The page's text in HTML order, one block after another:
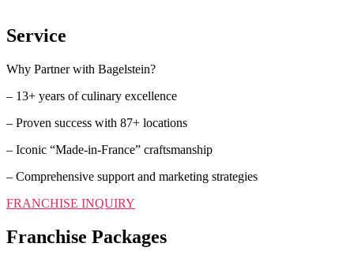
Service
Why Partner with Bagelstein?
– 13+ years of culinary excellence
– Proven success with 87+ locations
– Iconic “Made-in-France” craftsmanship
– Comprehensive support and marketing strategies
FRANCHISE INQUIRY​
Franchise Packages